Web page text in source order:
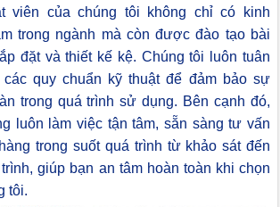
viên của chúng tôi không chỉ có kinh
trong ngành mà còn được đào tạo bài
đặt và thiết kế kệ. Chúng tôi luôn tuân
các quy chuẩn kỹ thuật để đảm bảo sự
trong quá trình sử dụng. Bên cạnh đó,
luôn làm việc tận tâm, sẵn sàng tư vấn
trong suốt quá trình từ khảo sát đến
giúp bạn an tâm hoàn toàn khi chọn
tôi.